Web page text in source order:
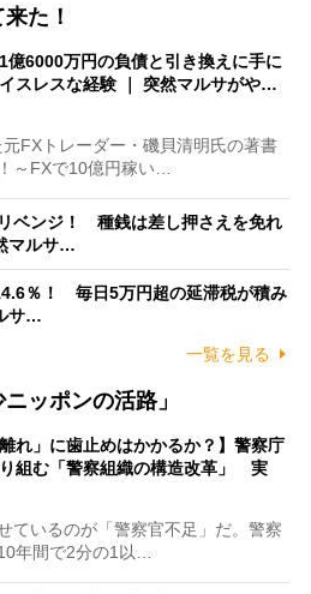
た！
1億6000万円の負債と引き換えに手に
スレスな経験 ｜ 突然マルサがや…
FXトレーダー・磯貝清明氏の著書
～FXで10億円稼い…
ベンジ！ 種銭は差し押さえを免れ
マルサ…
％！ 毎日5万円超の延滞税が積み
サ…
一覧を見る
ッポンの活路」
離れ」に歯止めはかかるか？】警察庁
組む「警察組織の構造改革」 実
ているのが「警察官不足」だ。警察
年間で2分の1以…